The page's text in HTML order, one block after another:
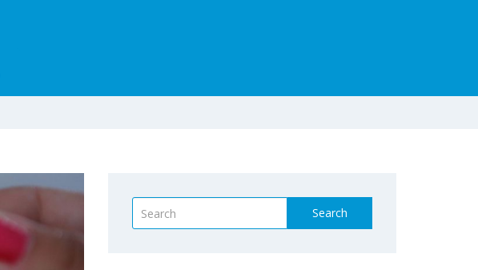
Search